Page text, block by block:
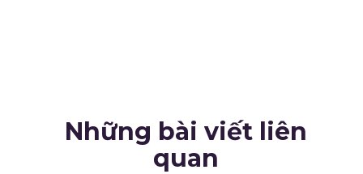
Những bài viết liên
quan